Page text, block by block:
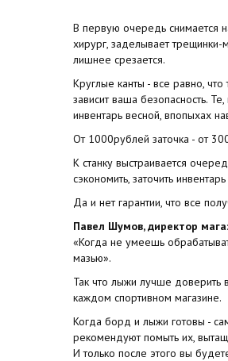
В первую очередь снимается
хирург, заделывает
лишнее срезается.
Круглые канты - все равно,
зависит ваша безопасность.
инвентарь весной, впопыхах
От 1000рублей заточка - от
К станку выстраивается
сэкономить, заточить
Да и нет гарантии, что все
Павел Шумов, директор
«Когда не умеешь
мазью».
Так что лыжи лучше доверить
каждом спортивном магазине.
Когда борд и лыжи готовы -
рекомендуют помыть их,
И только после этого вы